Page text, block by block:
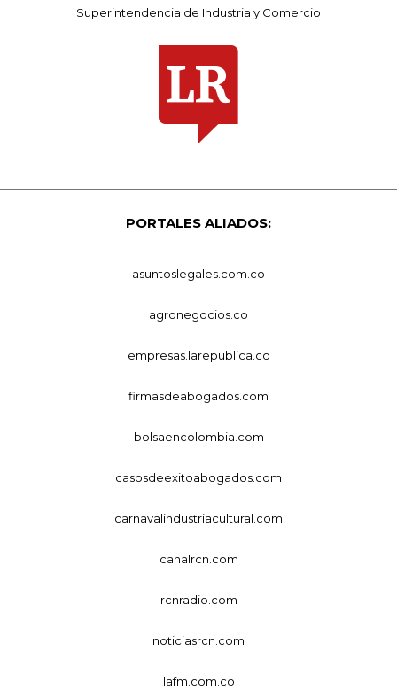
Superintendencia de Industria y Comercio
PORTALES ALIADOS:
asuntoslegales.com.co
agronegocios.co
empresas.larepublica.co
firmasdeabogados.com
bolsaencolombia.com
casosdeexitoabogados.com
carnavalindustriacultural.com
canalrcn.com
rcnradio.com
noticiasrcn.com
lafm.com.co